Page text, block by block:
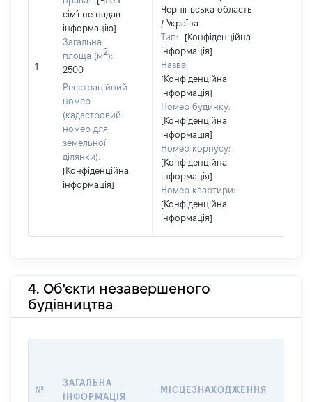
1
сім'ї не надав
інформацію]
Загальна
площа (м2):
2500
Реєстраційний
номер
(кадастровий
номер для
земельної
ділянки):
[Конфіденційна
інформація]
Чернігівська область
/ Україна
Тип:
[Конфіденційна
інформація]
Назва:
[Конфіденційна
інформація]
Номер будинку:
[Конфіденційна
інформація]
Номер корпусу:
[Конфіденційна
інформація]
Номер квартири:
[Конфіденційна
інформація]
4. Об'єкти незавершеного
будівництва
№
ЗАГАЛЬНА
ІНФОРМАЦІЯ
МІСЦЕЗНАХОДЖЕННЯ